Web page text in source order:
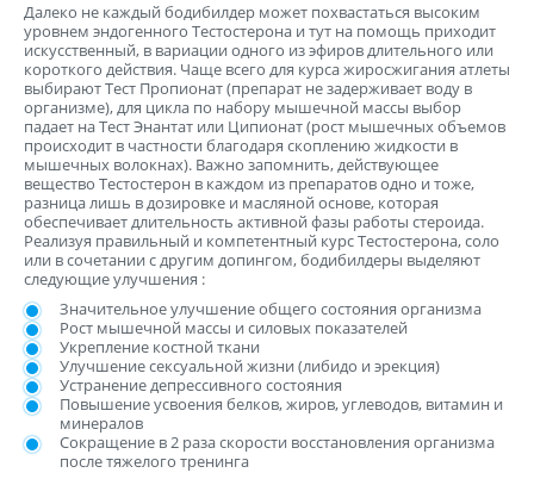
Далеко не каждый бодибилдер может похвастаться высоким
уровнем эндогенного Тестостерона и тут на помощь приходит
искусственный, в вариации одного из эфиров длительного или
короткого действия. Чаще всего для курса жиросжигания атлеты
выбирают Тест Пропионат (препарат не задерживает воду в
организме), для цикла по набору мышечной массы выбор
падает на Тест Энантат или Ципионат (рост мышечных объемов
происходит в частности благодаря скоплению жидкости в
мышечных волокнах). Важно запомнить, действующее
вещество Тестостерон в каждом из препаратов одно и тоже,
разница лишь в дозировке и масляной основе, которая
обеспечивает длительность активной фазы работы стероида.
Реализуя правильный и компетентный курс Тестостерона, соло
или в сочетании с другим допингом, бодибилдеры выделяют
следующие улучшения :
Значительное улучшение общего состояния организма
Рост мышечной массы и силовых показателей
Укрепление костной ткани
Улучшение сексуальной жизни (либидо и эрекция)
Устранение депрессивного состояния
Повышение усвоения белков, жиров, углеводов, витамин и
минералов
Сокращение в 2 раза скорости восстановления организма
после тяжелого тренинга